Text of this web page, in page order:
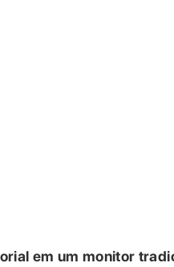
em um monitor